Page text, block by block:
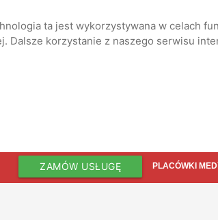
ta jest wykorzystywana w celach
korzystanie z naszego serwisu
ZAMÓW USŁUGĘ PLACÓWKI